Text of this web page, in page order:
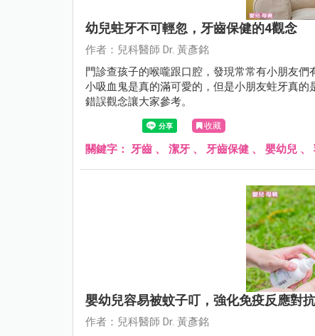
幼兒蛀牙不可輕忽，牙齒保健的4觀念
作者：兒科醫師 Dr. 黃彥銘
門診查孩子的喉嚨跟口腔，發現常常有小朋友
小吸血鬼是真的滿可愛的，但是小朋友蛀牙真
錯誤觀念讓大家參考。
收藏
關鍵字： 牙齒 、 潔牙 、 牙齒保健 、 嬰幼兒 、
嬰幼兒容易被蚊子叮，強化免疫反應對抗
作者：兒科醫師 Dr. 黃彥銘